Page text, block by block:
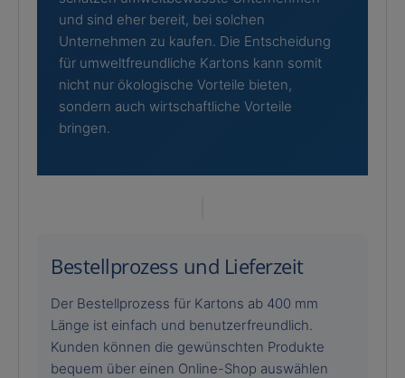
und sind eher bereit, bei solchen
Unternehmen zu kaufen. Die Entscheidung
für umweltfreundliche Kartons kann somit
nicht nur ökologische Vorteile bieten,
sondern auch wirtschaftliche Vorteile
bringen.
Bestellprozess und Lieferzeit
Der Bestellprozess für Kartons ab 400 mm
Länge ist einfach und benutzerfreundlich.
Kunden können die gewünschten Produkte
bequem über einen Online-Shop auswählen